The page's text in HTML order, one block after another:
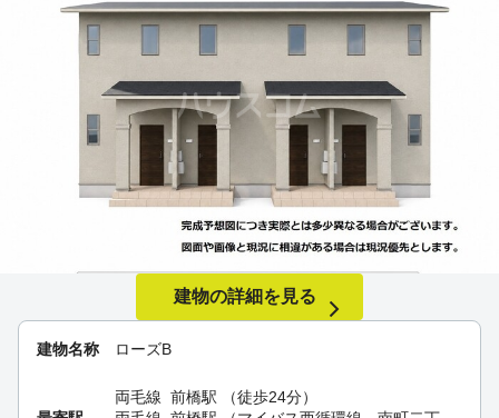
建物名称 ローズB
両毛線 前橋駅 （徒歩24分）
建物の詳細を見る